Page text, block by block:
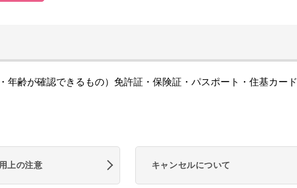
年齢が確認できるもの）免許証・保険証・パスポート・住基カード
上の注意 キャンセルについて